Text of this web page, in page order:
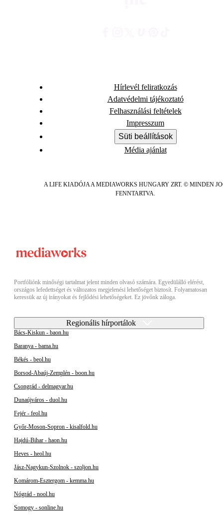
Hírlevél feliratkozás
Adatvédelmi tájékoztató
Felhasználási feltételek
Impresszum
Süti beállítások
Média ajánlat
A LIFE KIADÓJA A MEDIAWORKS HUNGARY ZRT. © MINDEN
FENNTARTVA.
Portfóliónk minőségi tartalmat jelent minden olvasó számára. Egyedülálló elérést,
országos lefedettséget és változatos megjelenési lehetőséget biztosít. Folyamatosan
keressük az új irányokat és fejlődési lehetőségeket. Ez jövőnk záloga.
Regionális hírportálok
Bács-Kiskun - baon.hu
Baranya - bama.hu
Békés - beol.hu
Borsod-Abaúj-Zemplén - boon.hu
Csongrád - delmagyar.hu
Dunaújváros - duol.hu
Fejér - feol.hu
Győr-Moson-Sopron - kisalfold.hu
Hajdú-Bihar - haon.hu
Heves - heol.hu
Jász-Nagykun-Szolnok - szoljon.hu
Komárom-Esztergom - kemma.hu
Nógrád - nool.hu
Somogy - sonline.hu